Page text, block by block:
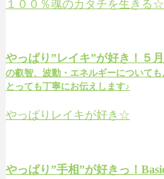
１００％魂のカタチを生きる
やっぱり”レイキ”が好き！５
の叡智、波動・エネルギーについて
とっても丁寧にお伝えします♪
やっぱりレイキが好き☆
やっぱり”手相”が好きっ！